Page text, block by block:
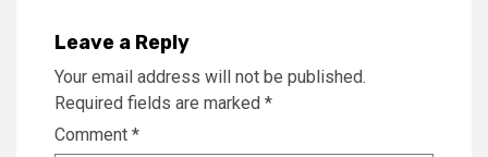
Leave a Reply
Your email address will not be published.
Required fields are marked *
Comment *